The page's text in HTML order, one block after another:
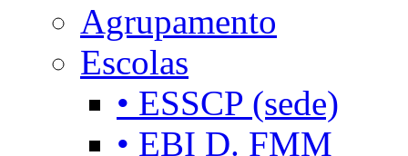
Agrupamento
Escolas
• ESSCP (sede)
• EBI D. FMM